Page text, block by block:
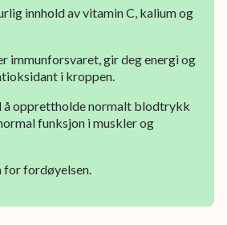
innhold av vitamin C, kalium og
immunforsvaret, gir deg energi og
i kroppen.
å opprettholde normalt blodtrykk
funksjon i muskler og
fordøyelsen.